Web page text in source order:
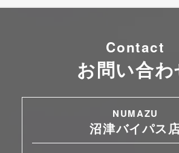
Contact
お問い合わ
NUMAZU
沼津バイパス